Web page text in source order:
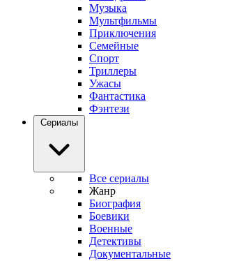
Музыка
Мультфильмы
Приключения
Семейные
Спорт
Триллеры
Ужасы
Фантастика
Фэнтези
Сериалы
Все сериалы
Жанр
Биография
Боевики
Военные
Детективы
Документальные